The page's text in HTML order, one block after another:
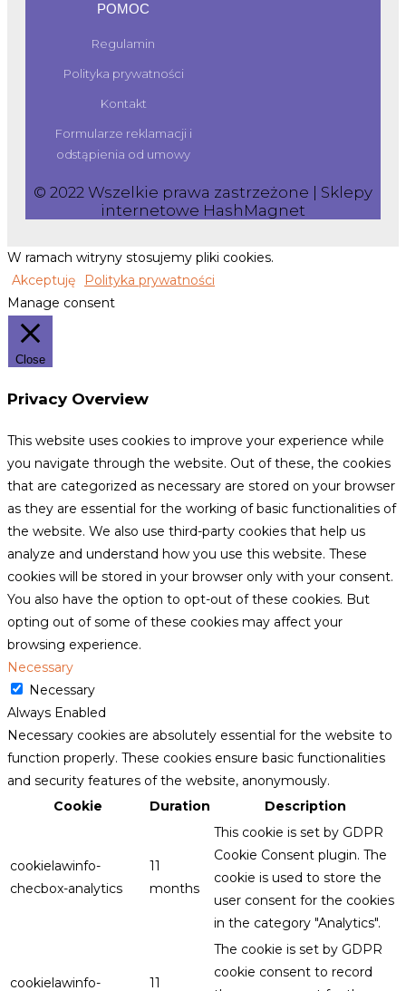
POMOC
Regulamin
Polityka prywatności
Kontakt
Formularze reklamacji i
odstąpienia od umowy
© 2022 Wszelkie prawa zastrzeżone | Sklepy
internetowe HashMagnet
W ramach witryny stosujemy pliki cookies.
Akceptuję
Polityka prywatności
Manage consent
Close
Privacy Overview
This website uses cookies to improve your experience while
you navigate through the website. Out of these, the cookies
that are categorized as necessary are stored on your browser
as they are essential for the working of basic functionalities of
the website. We also use third-party cookies that help us
analyze and understand how you use this website. These
cookies will be stored in your browser only with your consent.
You also have the option to opt-out of these cookies. But
opting out of some of these cookies may affect your
browsing experience.
Necessary
Necessary
Always Enabled
Necessary cookies are absolutely essential for the website to
function properly. These cookies ensure basic functionalities
and security features of the website, anonymously.
Cookie
Duration Description
cookielawinfo-
checbox-analytics
11
months
This cookie is set by GDPR
Cookie Consent plugin. The
cookie is used to store the
user consent for the cookies
in the category "Analytics".
cookielawinfo-
11
The cookie is set by GDPR
cookie consent to record